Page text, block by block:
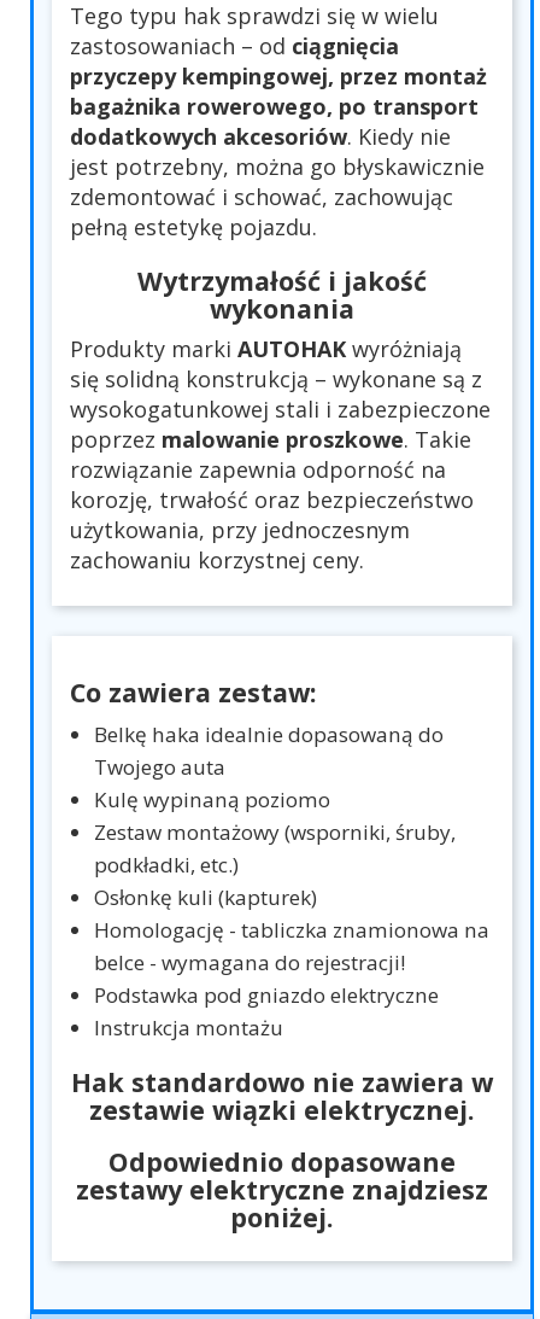
Tego typu hak sprawdzi się w wielu
zastosowaniach – od ciągnięcia
przyczepy kempingowej, przez montaż
bagażnika rowerowego, po transport
dodatkowych akcesoriów. Kiedy nie
jest potrzebny, można go błyskawicznie
zdemontować i schować, zachowując
pełną estetykę pojazdu.
Wytrzymałość i jakość
wykonania
Produkty marki AUTOHAK wyróżniają
się solidną konstrukcją – wykonane są z
wysokogatunkowej stali i zabezpieczone
poprzez malowanie proszkowe. Takie
rozwiązanie zapewnia odporność na
korozję, trwałość oraz bezpieczeństwo
użytkowania, przy jednoczesnym
zachowaniu korzystnej ceny.
Co zawiera zestaw:
Belkę haka idealnie dopasowaną do
Twojego auta
Kulę wypinaną poziomo
Zestaw montażowy (wsporniki, śruby,
podkładki, etc.)
Osłonkę kuli (kapturek)
Homologację - tabliczka znamionowa na
belce - wymagana do rejestracji!
Podstawka pod gniazdo elektryczne
Instrukcja montażu
Hak standardowo nie zawiera w
zestawie wiązki elektrycznej.
Odpowiednio dopasowane
zestawy elektryczne znajdziesz
poniżej.